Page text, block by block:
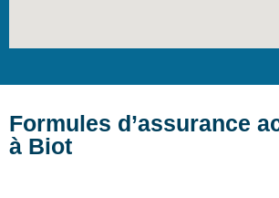
Formules d’assurance
à Biot